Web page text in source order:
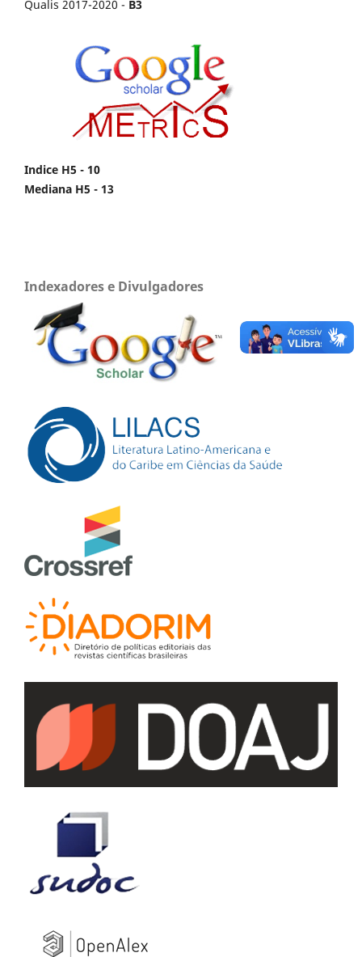
Qualis 2017-2020 - B3
Indice H5 - 10
Mediana H5 - 13
Indexadores e Divulgadores